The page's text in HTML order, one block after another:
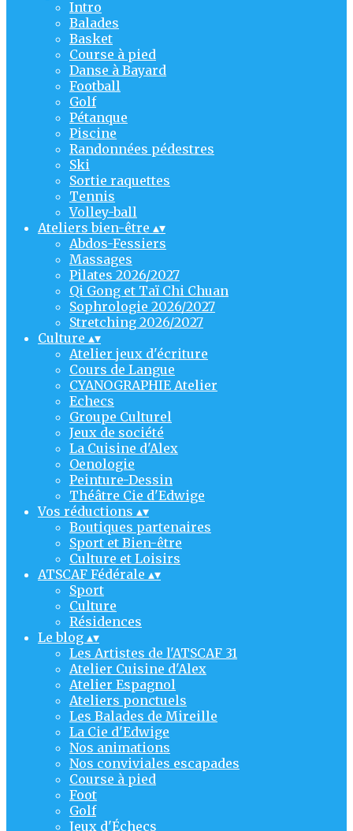
Intro
Balades
Basket
Course à pied
Danse à Bayard
Football
Golf
Pétanque
Piscine
Randonnées pédestres
Ski
Sortie raquettes
Tennis
Volley-ball
Ateliers bien-être ▴▾
Abdos-Fessiers
Massages
Pilates 2026/2027
Qi Gong et Taï Chi Chuan
Sophrologie 2026/2027
Stretching 2026/2027
Culture ▴▾
Atelier jeux d'écriture
Cours de Langue
CYANOGRAPHIE Atelier
Echecs
Groupe Culturel
Jeux de société
La Cuisine d'Alex
Oenologie
Peinture-Dessin
Théâtre Cie d'Edwige
Vos réductions ▴▾
Boutiques partenaires
Sport et Bien-être
Culture et Loisirs
ATSCAF Fédérale ▴▾
Sport
Culture
Résidences
Le blog ▴▾
Les Artistes de l'ATSCAF 31
Atelier Cuisine d'Alex
Atelier Espagnol
Ateliers ponctuels
Les Balades de Mireille
La Cie d'Edwige
Nos animations
Nos conviviales escapades
Course à pied
Foot
Golf
Jeux d'Échecs